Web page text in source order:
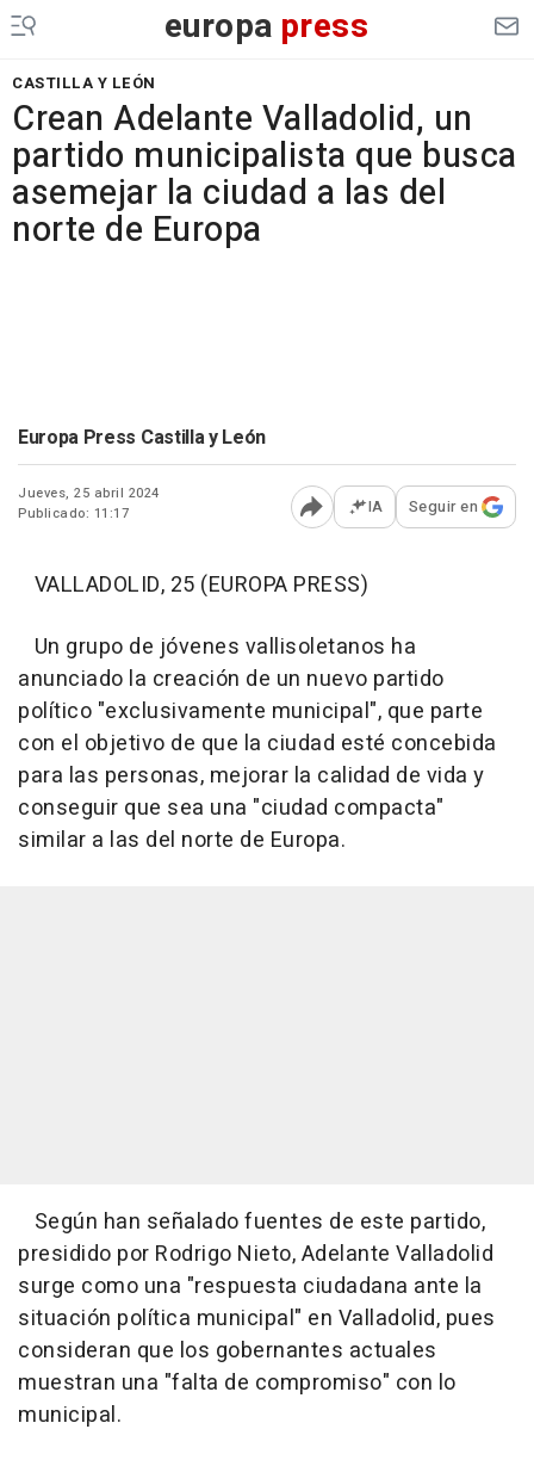
europa press
CASTILLA Y LEÓN
Crean Adelante Valladolid, un
partido municipalista que busca
asemejar la ciudad a las del
norte de Europa
Europa Press Castilla y León
Jueves, 25 abril 2024
Publicado: 11:17
Abrir opciones para
IA Seguir en
VALLADOLID, 25 (EUROPA PRESS)
Un grupo de jóvenes vallisoletanos ha
anunciado la creación de un nuevo partido
político "exclusivamente municipal", que parte
con el objetivo de que la ciudad esté concebida
para las personas, mejorar la calidad de vida y
conseguir que sea una "ciudad compacta"
similar a las del norte de Europa.
Según han señalado fuentes de este partido,
presidido por Rodrigo Nieto, Adelante Valladolid
surge como una "respuesta ciudadana ante la
situación política municipal" en Valladolid, pues
consideran que los gobernantes actuales
muestran una "falta de compromiso" con lo
municipal.